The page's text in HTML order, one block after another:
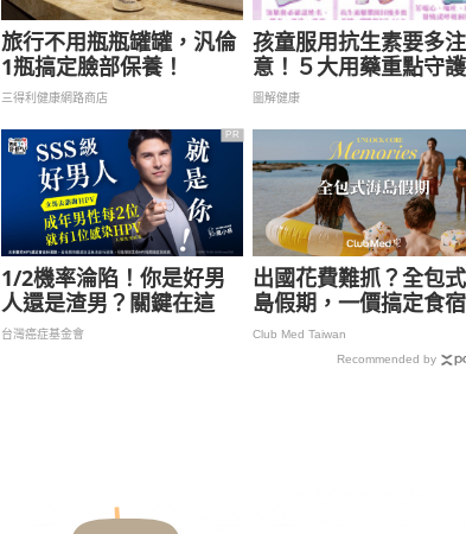
旅行不用瓶瓶罐罐，汎倫
1瓶搞定臉部保養！
三得利健康網路商店
孩童服用抗生素要多注
意！５大用藥重點守
康
圖解健康
PR
1/2機率淪陷！你是好男
人還是渣男？關鍵在這
台灣癌症基金會
出國花費難抓？全包
島假期，一價搞定食
樂，省錢更省心！
Club Med Taiwan
Recommended by